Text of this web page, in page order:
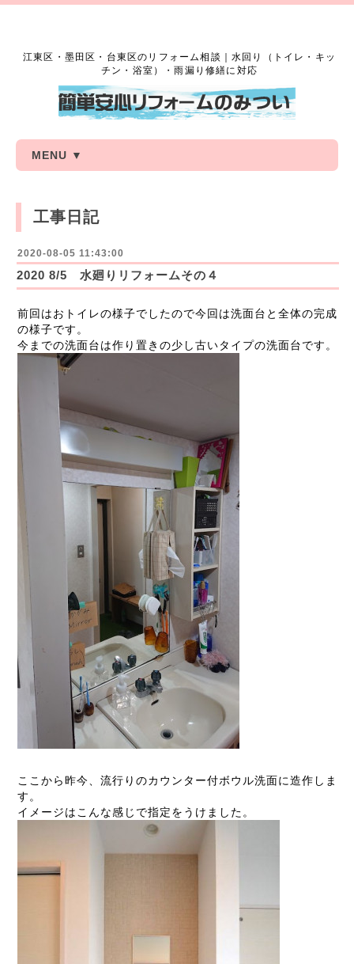
江東区・墨田区・台東区のリフォーム相談｜水回り（トイレ・キッ
チン・浴室）・雨漏り修繕に対応
MENU ▼
工事日記
2020-08-05 11:43:00
2020 8/5 水廻りリフォームその４
前回はおトイレの様子でしたので今回は洗面台と全体の完成
の様子です。
今までの洗面台は作り置きの少し古いタイプの洗面台です。
ここから昨今、流行りのカウンター付ボウル洗面に造作しま
す。
イメージはこんな感じで指定をうけました。